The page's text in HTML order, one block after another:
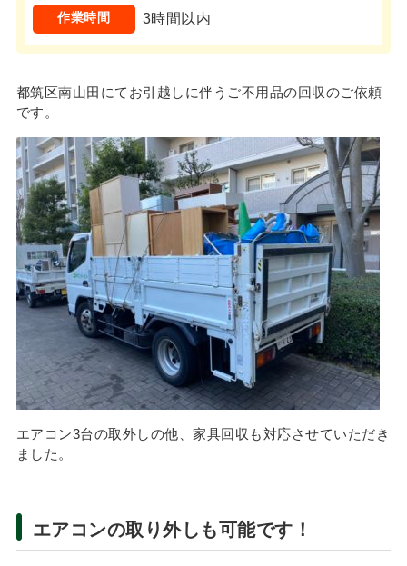
作業時間 3時間以内
都筑区南山田にてお引越しに伴うご不用品の回収のご依頼
です。
エアコン3台の取外しの他、家具回収も対応させていただき
ました。
エアコンの取り外しも可能です！